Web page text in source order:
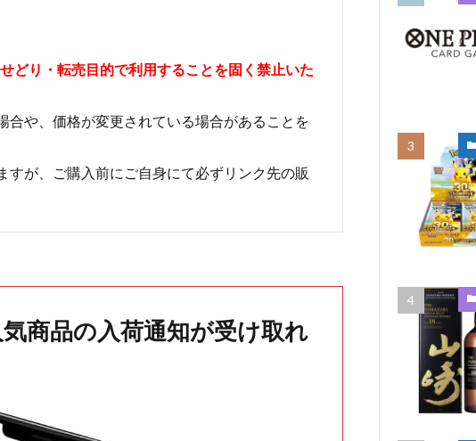
どり・転売目的で利用することを固く禁止いた
や、価格が変更されている場合があることを
が、ご購入前にご自身にて必ずリンク先の販
商品の入荷通知が受け取れ